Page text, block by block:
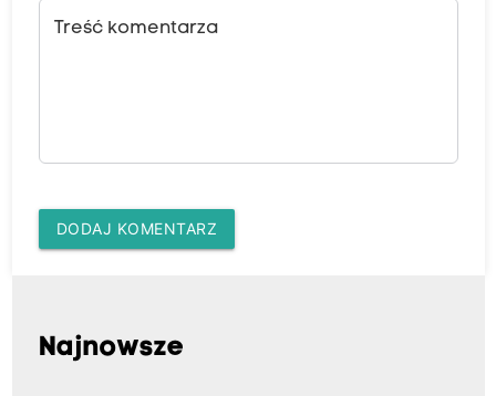
Treść komentarza
DODAJ KOMENTARZ
Najnowsze